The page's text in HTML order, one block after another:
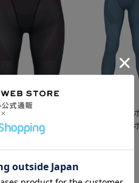
く、着ごこちのよい素材です。
伸びる8WAYストレッチなの
末ですっきり。ひびきにくく、
）
丈：ジャストウエスト
）の登録商標です
は使用できません
｜大谷翔平愛用
｜さまざまなス
バランスアップ
股関節・腰サ
さまざまなス
ランスアップ